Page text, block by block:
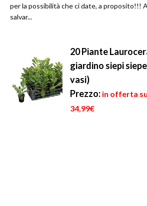
per la possibilità che ci date, a proposito!!!
salvar...
20 Piante
giardino siepi
vasi)
Prezzo: in offerta
34,99€